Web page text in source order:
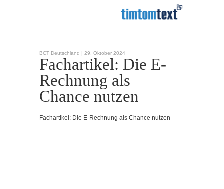
BCT Deutschland | 29. Oktober 2024
Fachartikel: Die E-
Rechnung als
Chance nutzen
Fachartikel: Die E-Rechnung als Chance nutzen